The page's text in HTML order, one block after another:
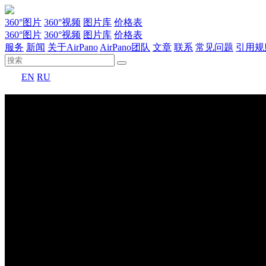
360°图片 360°视频 图片库 价格表
360°图片 360°视频 图片库 价格表
服务 新闻 关于AirPano AirPano团队 文章 联系 常见问题 引用
EN RU